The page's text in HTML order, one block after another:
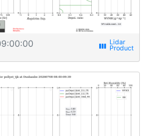
view_week